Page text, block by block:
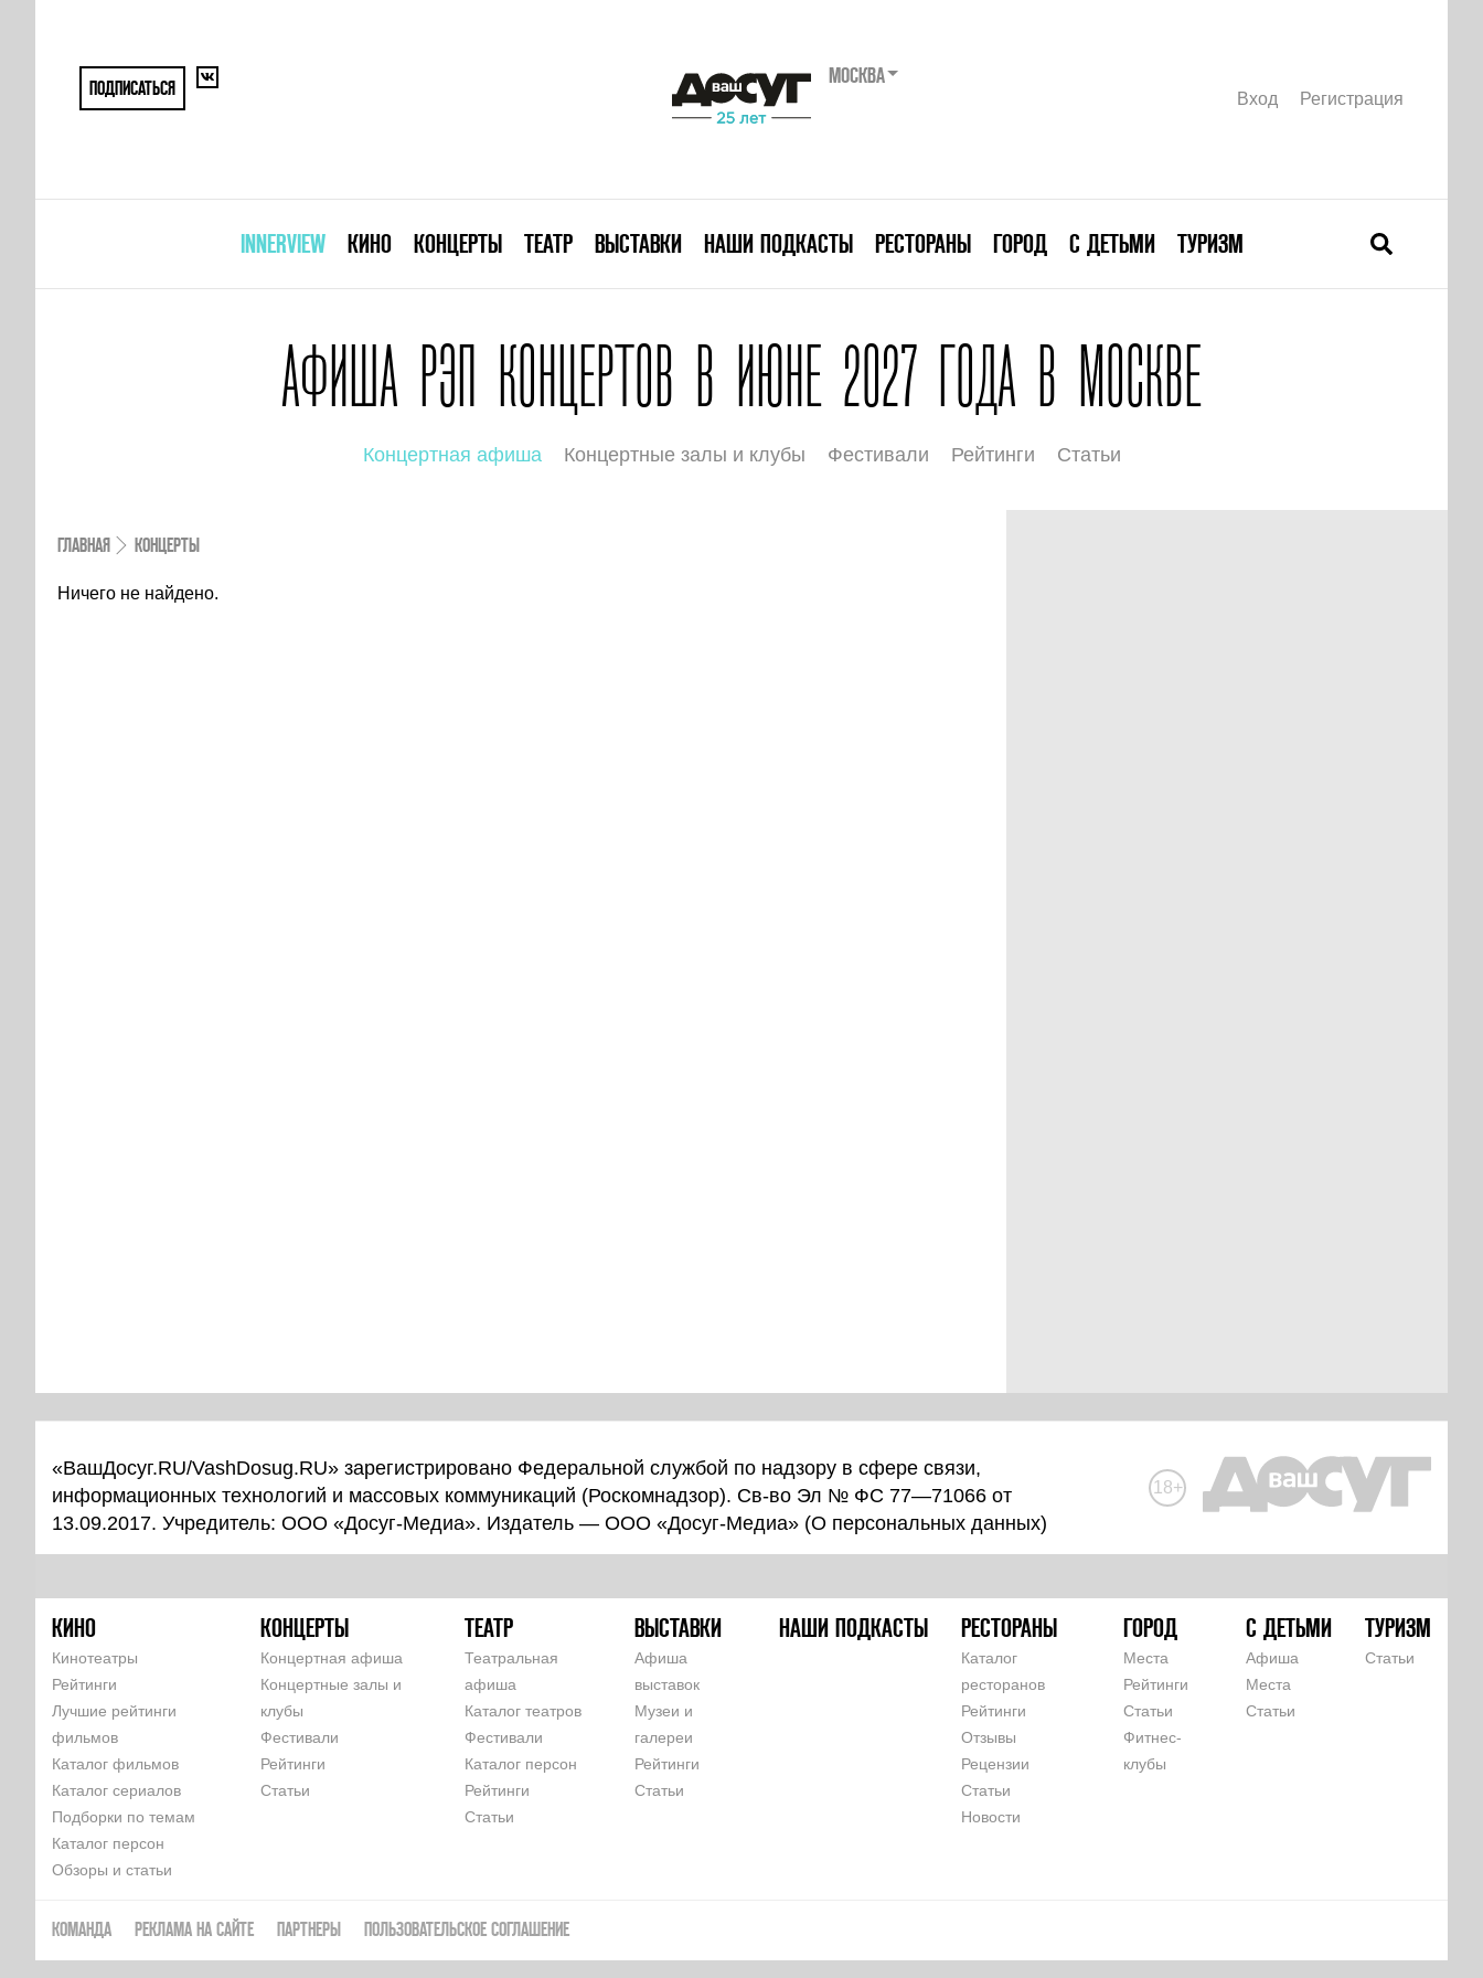
ПОДПИСАТЬСЯ
МОСКВА
Вход Регистрация
INNERVIEW КИНО КОНЦЕРТЫ ТЕАТР ВЫСТАВКИ НАШИ ПОДКАСТЫ РЕСТОРАНЫ ГОРОД С ДЕТЬМИ ТУРИЗМ
АФИША РЭП КОНЦЕРТОВ В ИЮНЕ 2027 ГОДА В МОСКВЕ
Концертная афиша Концертные залы и клубы Фестивали Рейтинги Статьи
ГЛАВНАЯ КОНЦЕРТЫ
Ничего не найдено.
«ВашДосуг.RU/VashDosug.RU» зарегистрировано Федеральной службой по надзору в сфере связи,
информационных технологий и массовых коммуникаций (Роскомнадзор). Св-во Эл № ФС 77—71066 от
13.09.2017. Учредитель: ООО «Досуг-Медиа». Издатель — ООО «Досуг-Медиа» (О персональных данных)
18+
КИНО
Кинотеатры
Рейтинги
Лучшие рейтинги
фильмов
Каталог фильмов
Каталог сериалов
Подборки по темам
Каталог персон
Обзоры и статьи
КОНЦЕРТЫ
Концертная афиша
Концертные залы и
клубы
Фестивали
Рейтинги
Статьи
ТЕАТР
Театральная
афиша
Каталог театров
Фестивали
Каталог персон
Рейтинги
Статьи
ВЫСТАВКИ
Афиша
выставок
Музеи и
галереи
Рейтинги
Статьи
НАШИ ПОДКАСТЫ РЕСТОРАНЫ
Каталог
ресторанов
Рейтинги
Отзывы
Рецензии
Статьи
Новости
ГОРОД
Места
Рейтинги
Статьи
Фитнес-
клубы
С ДЕТЬМИ
Афиша
Места
Статьи
ТУРИЗМ
Статьи
КОМАНДА РЕКЛАМА НА САЙТЕ ПАРТНЕРЫ ПОЛЬЗОВАТЕЛЬСКОЕ СОГЛАШЕНИЕ